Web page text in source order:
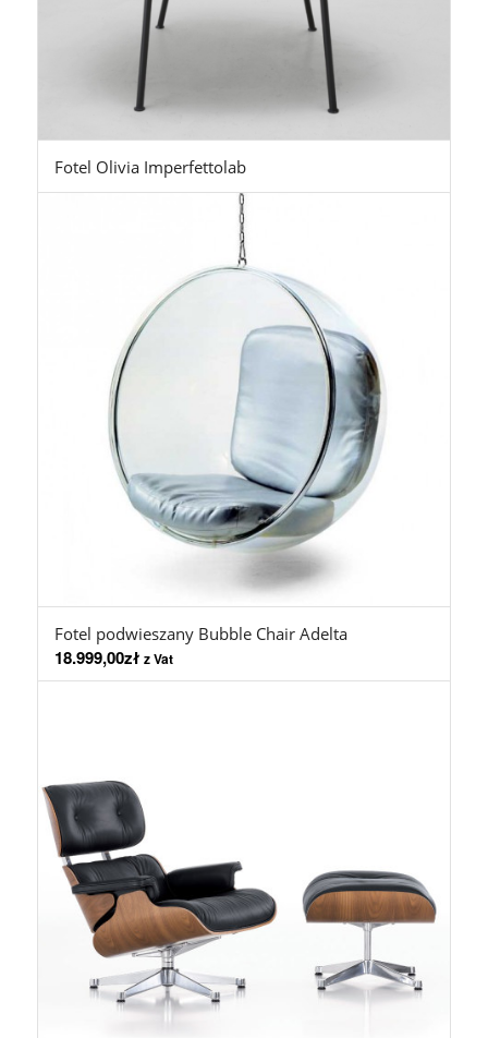
Fotel Olivia Imperfettolab
Fotel podwieszany Bubble Chair Adelta
18.999,00zł z Vat